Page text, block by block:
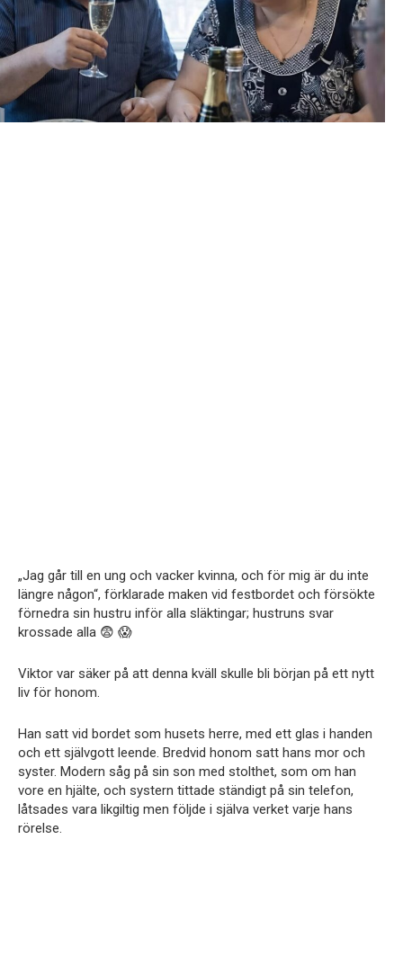
„Jag går till en ung och vacker kvinna, och för mig är du inte
längre någon“, förklarade maken vid festbordet och försökte
förnedra sin hustru inför alla släktingar; hustruns svar
krossade alla 😨 😱
Viktor var säker på att denna kväll skulle bli början på ett nytt
liv för honom.
Han satt vid bordet som husets herre, med ett glas i handen
och ett självgott leende. Bredvid honom satt hans mor och
syster. Modern såg på sin son med stolthet, som om han
vore en hjälte, och systern tittade ständigt på sin telefon,
låtsades vara likgiltig men följde i själva verket varje hans
rörelse.